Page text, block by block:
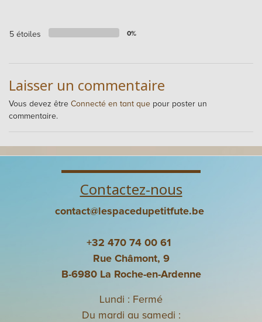
5 étoiles 0%
Laisser un commentaire
Vous devez être Connecté en tant que pour poster un
commentaire.
Contactez-nous
contact@lespacedupetitfute.be
+32 470 74 00 61
Rue Châmont, 9
B-6980 La Roche-en-Ardenne
Lundi : Fermé
Du mardi au samedi :